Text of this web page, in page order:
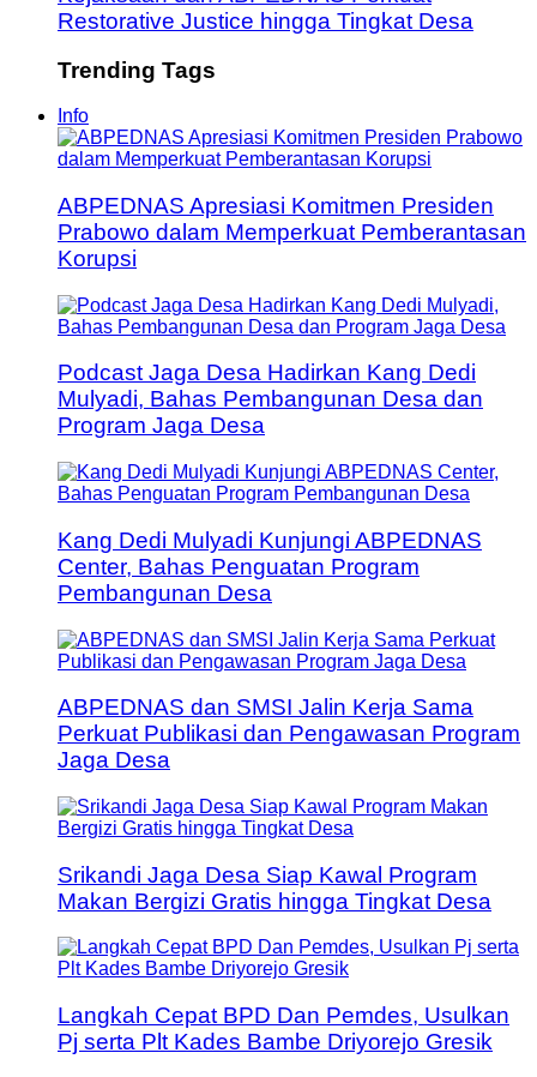
Restorative Justice hingga Tingkat Desa
Trending Tags
Info
ABPEDNAS Apresiasi Komitmen Presiden
Prabowo dalam Memperkuat Pemberantasan
Korupsi
Podcast Jaga Desa Hadirkan Kang Dedi
Mulyadi, Bahas Pembangunan Desa dan
Program Jaga Desa
Kang Dedi Mulyadi Kunjungi ABPEDNAS
Center, Bahas Penguatan Program
Pembangunan Desa
ABPEDNAS dan SMSI Jalin Kerja Sama
Perkuat Publikasi dan Pengawasan Program
Jaga Desa
Srikandi Jaga Desa Siap Kawal Program
Makan Bergizi Gratis hingga Tingkat Desa
Langkah Cepat BPD Dan Pemdes, Usulkan
Pj serta Plt Kades Bambe Driyorejo Gresik